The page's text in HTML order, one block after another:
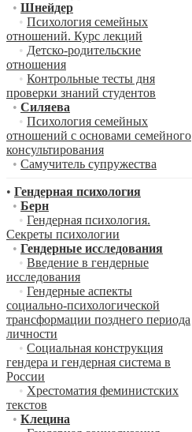
• Шнейдер
• Психология семейных
отношений. Курс лекций
• Детско-родительские
отношения
• Контрольные тесты дня
проверки знаний студентов
• Силяева
• Психология семейных
отношений с основами семейного
консультирования
• Самучитель супружества
• Гендерная психология
• Берн
• Гендерная психология.
Секреты психологии
• Гендерные исследования
• Введение в гендерные
исследования
• Гендерные аспекты
социально-психологической
трансформации позднего периода
личности
• Социальная конструкция
гендера и гендерная система в
России
• Хрестоматия феминистских
текстов
• Клецина